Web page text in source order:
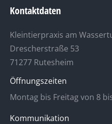
Kontaktdaten
Kleintierpraxis am
Drescherstraße 53
71277 Rutesheim
Öffnungszeiten
Montag bis Freitag von 8
Kommunikation